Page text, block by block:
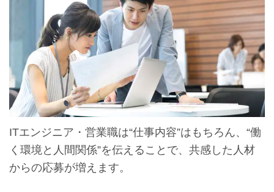
ITエンジニア・営業職は“仕事内容”はもちろん、“働
く環境と人間関係”を伝えることで、共感した人材
からの応募が増えます。